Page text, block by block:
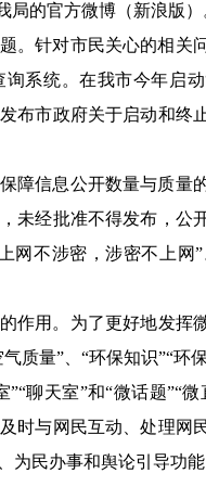
局的官方微博（新浪版）
。针对市民关心的相
询系统。在我市今年启
布市政府关于启动和终
障信息公开数量与质
未经批准不得发布，公
网不涉密，涉密不上网
作用。为了更好地发挥
质量”、“环保知识”“环
聊天室”和“微话题”“
时与网民互动、处理网
为民办事和舆论引导功能